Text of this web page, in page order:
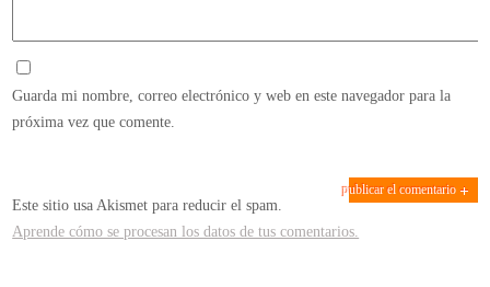
Guarda mi nombre, correo electrónico y web en este navegador para la
próxima vez que comente.
Este sitio usa Akismet para reducir el spam.
Aprende cómo se procesan los datos de tus comentarios.